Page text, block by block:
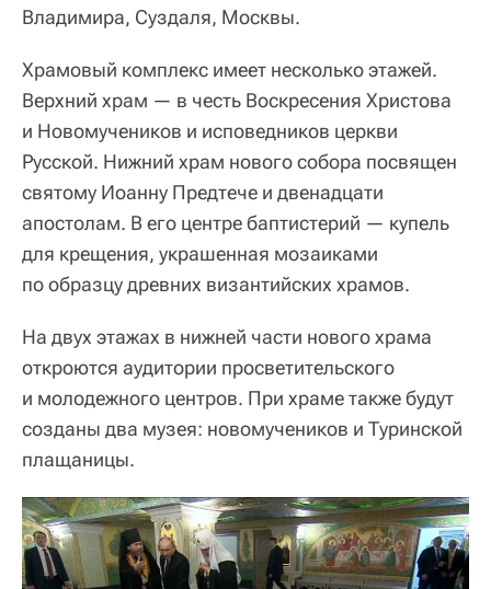
Владимира, Суздаля, Москвы.
Храмовый комплекс имеет несколько этажей.
Верхний храм — в честь Воскресения Христова
и Новомучеников и исповедников церкви
Русской. Нижний храм нового собора посвящен
святому Иоанну Предтече и двенадцати
апостолам. В его центре баптистерий — купель
для крещения, украшенная мозаиками
по образцу древних византийских храмов.
На двух этажах в нижней части нового храма
откроются аудитории просветительского
и молодежного центров. При храме также будут
созданы два музея: новомучеников и Туринской
плащаницы.